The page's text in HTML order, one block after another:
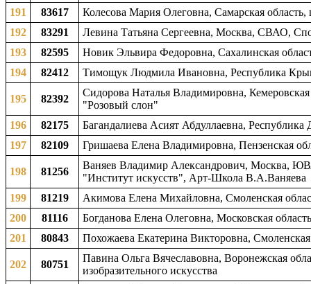
191 83617
Колесова Мария Олеговна, Самарская
192
83291
Левина Татьяна Сергеевна, Москва, СВАО,
193
82595
Новик Эльвира Федоровна, Сахалинская
194
82412 Тимощук Людмила Ивановна, Республика
195 82392
Сидорова Наталья Владимировна, Кемеровская
"Розовый слон"
196
82175
Багандалиева Асият Абдуллаевна,
197
82109 Гришаева Елена Владимировна, Пензенская
198 81256
Ваняев Владимир Александрович, Москва,
"Институт искусств", Арт-Школа В.А.Ваняева
199
81219
Акимова Елена Михайловна, Смоленская
200
81116
Богданова Елена Олеговна, Московская
201
80843 Похожаева Екатерина Викторовна,
202 80751
Павина Ольга Вячеславовна, Воронежская
изобразительного искусства